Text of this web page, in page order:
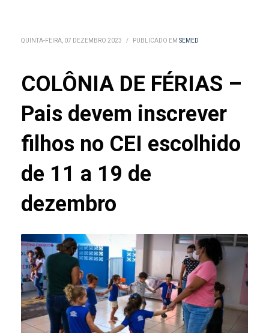
QUINTA-FEIRA, 07 DEZEMBRO 2023 / PUBLICADO EM SEMED
COLÔNIA DE FÉRIAS –
Pais devem inscrever
filhos no CEI escolhido
de 11 a 19 de
dezembro